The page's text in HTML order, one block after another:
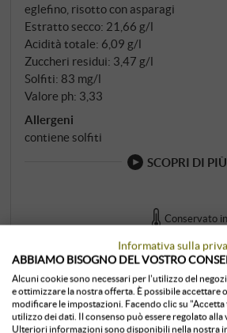
eglefino, risotto con asparagi
Estratto secco: 21,66 g/l
Acidità totale: 6,09 g/l
Zuccheri residui: 3,47 g/l
Solfiti: 83 mg/l
Valore ph: 3,33
Allergeni
contiene solfiti
SCOPRI DI PIÙ
Conservato
IVA inclusa, più
17,90 €
Informativa sulla
ABBIAMO BISOGNO DEL VOSTRO
Alcuni cookie sono necessari per l'utilizzo del
e ottimizzare la nostra offerta. È possibile accettare
modificare le impostazioni. Facendo clic su
utilizzo dei dati. Il consenso può essere regolato
Ulteriori informazioni sono disponibili nella nostra